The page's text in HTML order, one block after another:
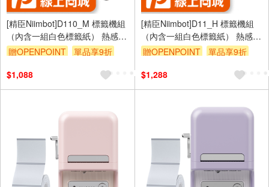
[精臣Niimbot]D110_M 標籤機組
（內含一組白色標籤紙） 熱感應
標籤機—雲水藍
贈OPENPOINT
單品享9折
$1,088
[精臣Niimbot]D11_H 標籤機組
（內含一組白色標籤紙） 熱感應
標籤機—白色
贈OPENPOINT
單品享9折
$1,288